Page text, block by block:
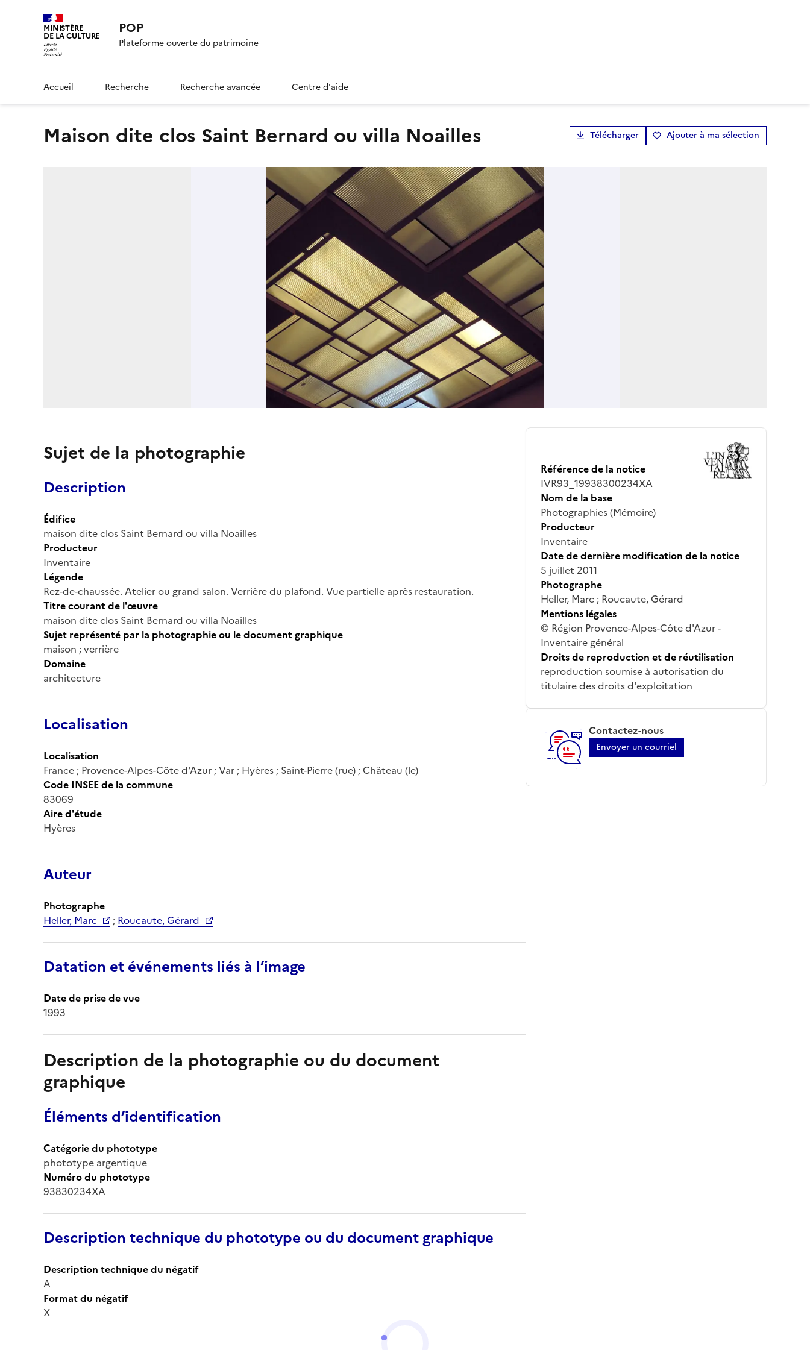
MINISTÈRE
DE LA CULTURE POP
Plateforme ouverte du patrimoine
Accueil Recherche Recherche avancée Centre d'aide
maison dite clos Saint Bernard ou villa Noailles Télécharger Ajouter à ma sélection
Sujet de la photographie
Description
Édifice
maison dite clos Saint Bernard ou villa Noailles
Producteur
Inventaire
Légende
Rez-de-chaussée. Atelier ou grand salon. Verrière du plafond. Vue partielle après restauration.
Titre courant de l'œuvre
maison dite clos Saint Bernard ou villa Noailles
Sujet représenté par la photographie ou le document graphique
maison ; verrière
Domaine
architecture
Localisation
Localisation
France ; Provence-Alpes-Côte d'Azur ; Var ; Hyères ; Saint-Pierre (rue) ; Château (le)
Code INSEE de la commune
83069
Aire d'étude
Hyères
Auteur
Photographe
Heller, Marc
; Roucaute, Gérard
Datation et événements liés à l’image
Date de prise de vue
1993
Description de la photographie ou du document
graphique
Éléments d’identification
Catégorie du phototype
phototype argentique
Numéro du phototype
93830234XA
Description technique du phototype ou du document graphique
Description technique du négatif
A
Format du négatif
X
Référence de la notice
IVR93_19938300234XA
Nom de la base
Photographies (Mémoire)
Producteur
Inventaire
Date de dernière modification de la notice
5 juillet 2011
Photographe
Heller, Marc ; Roucaute, Gérard
Mentions légales
© Région Provence-Alpes-Côte d'Azur -
Inventaire général
Droits de reproduction et de réutilisation
reproduction soumise à autorisation du
titulaire des droits d'exploitation
Contactez-nous
Envoyer un courriel